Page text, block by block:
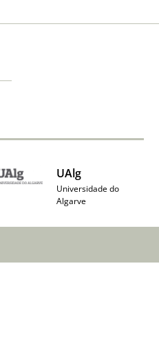
UAlg
Universidade do
Algarve